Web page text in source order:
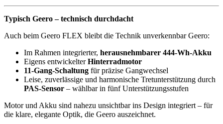
Typisch Geero – technisch durchdacht
Auch beim Geero FLEX bleibt die Technik unverkennbar Geero:
Im Rahmen integrierter, herausnehmbarer 444-Wh-Akku
Eigens entwickelterHinterradmotor
11-Gang-Schaltung für präzise Gangwechsel
Leise, zuverlässige und harmonische Tretunterstützung durch
PAS-Sensor – wählbar in fünf Unterstützungsstufen
Motor und Akku sind nahezu unsichtbar ins Design integriert – für
die klare, elegante Optik, die Geero auszeichnet.